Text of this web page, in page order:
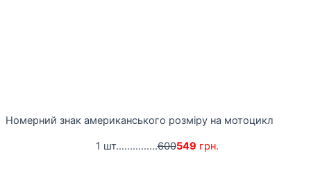
Номерний знак американського розміру на мотоцикл
1 шт...............600549 грн.